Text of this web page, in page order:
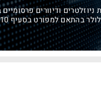
ודיוורים
למפורט בסעיף 10 בתנאי השימוש